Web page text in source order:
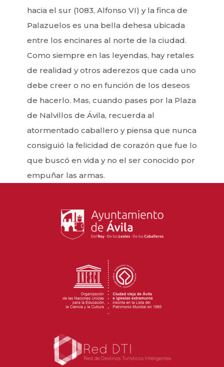
hacia el sur (1083, Alfonso VI) y la finca de
Palazuelos es una bella dehesa ubicada
entre los encinares al norte de la ciudad.
Como siempre en las leyendas, hay retales
de realidad y otros aderezos que cada uno
debe creer o no en función de los deseos
de hacerlo. Mas, cuando pases por la Plaza
de Nalvillos de Ávila, recuerda al
atormentado caballero y piensa que nunca
consiguió la felicidad de corazón que fue lo
que buscó en vida y no el ser conocido por
empuñar las armas.